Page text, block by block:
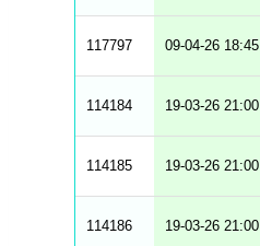
e
s
117797 09-04-26 18:45
114184 19-03-26 21:00
114185 19-03-26 21:00
114186 19-03-26 21:00